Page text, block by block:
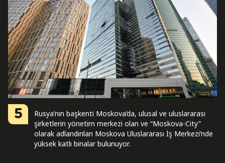
5
Rusya’nın başkenti Moskova’da, ulusal ve uluslararası
şirketlerin yönetim merkezi olan ve “Moskova-City”
olarak adlandırılan Moskova Uluslararası İş Merkezi’nde
yüksek katlı binalar bulunuyor.